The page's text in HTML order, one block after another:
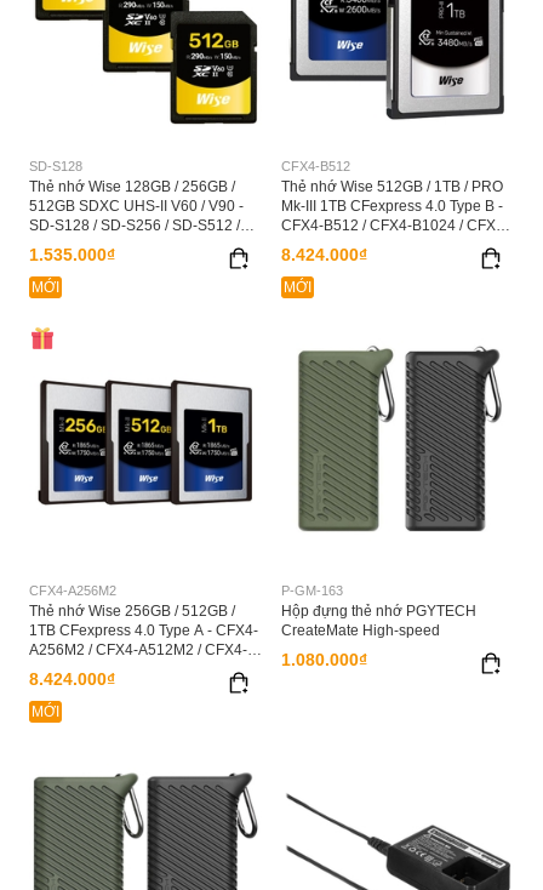
SD-S128
Thẻ nhớ Wise 128GB / 256GB /
512GB SDXC UHS-II V60 / V90 -
SD-S128 / SD-S256 / SD-S512 /
1.535.000₫
MỚI
CFX4-B512
Thẻ nhớ Wise 512GB / 1TB / PRO
Mk-III 1TB CFexpress 4.0 Type B -
CFX4-B512 / CFX4-B1024 / CFX4-
8.424.000₫
MỚI
CFX4-A256M2
Thẻ nhớ Wise 256GB / 512GB /
1TB CFexpress 4.0 Type A - CFX4-
A256M2 / CFX4-A512M2 / CFX4-
8.424.000₫
MỚI
P-GM-163
Hộp đựng thẻ nhớ PGYTECH
CreateMate High-speed
1.080.000₫